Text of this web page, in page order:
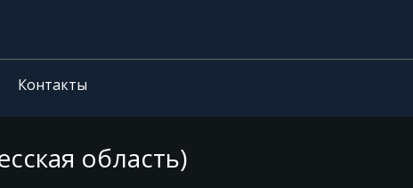
Контакты
область)